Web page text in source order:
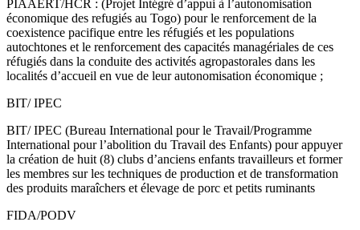
PIAAERT/HCR : (Projet Intégré d’appui à l’autonomisation
économique des refugiés au Togo) pour le renforcement de la
coexistence pacifique entre les réfugiés et les populations
autochtones et le renforcement des capacités managériales de ces
réfugiés dans la conduite des activités agropastorales dans les
localités d’accueil en vue de leur autonomisation économique ;
BIT/ IPEC
BIT/ IPEC (Bureau International pour le Travail/Programme
International pour l’abolition du Travail des Enfants) pour appuyer
la création de huit (8) clubs d’anciens enfants travailleurs et former
les membres sur les techniques de production et de transformation
des produits maraîchers et élevage de porc et petits ruminants
FIDA/PODV